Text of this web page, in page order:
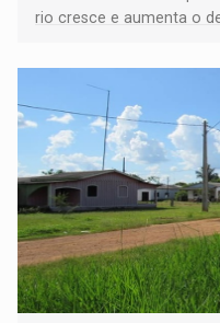
rio cresce e aumenta o